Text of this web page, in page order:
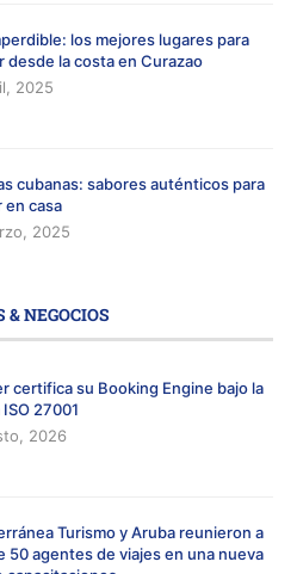
los mejores lugares para
desde la costa en Curazao
2025
cubanas: sabores auténticos para
en casa
2025
NEGOCIOS
certifica su Booking Engine bajo la
27001
2026
Turismo y Aruba reunieron a
50 agentes de viajes en una nueva